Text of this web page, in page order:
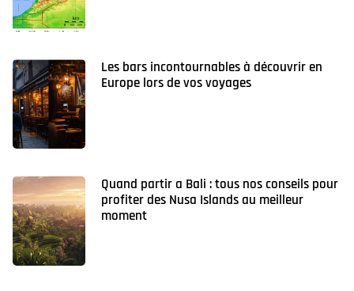
Les bars incontournables à découvrir en
Europe lors de vos voyages
Quand partir a Bali : tous nos conseils pour
profiter des Nusa Islands au meilleur
moment